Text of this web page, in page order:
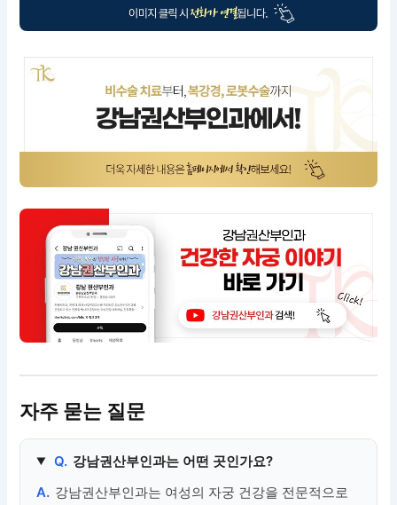
자주 묻는 질문
Q. 강남권산부인과는 어떤 곳인가요?
A. 강남권산부인과는 여성의 자궁 건강을 전문적으로